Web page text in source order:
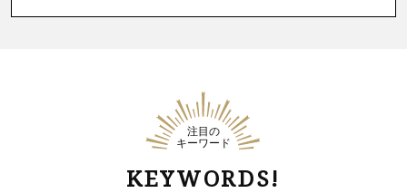
注目の
キーワード
KEYWORDS!